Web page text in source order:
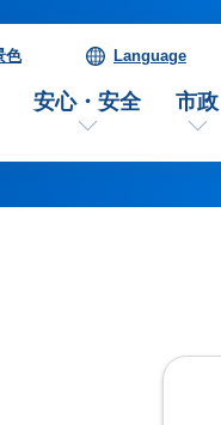
色 Language
安心・安全 市政